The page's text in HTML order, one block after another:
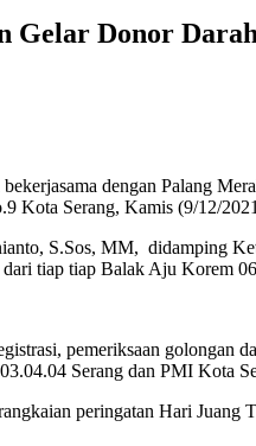
Gelar Donor Darah
dengan Palang
Kota Serang, Kamis (9/12/
S.Sos, MM, didamping
tiap tiap Balak Aju Korem
pemeriksaan
Serang dan PMI Kota
peringatan Hari